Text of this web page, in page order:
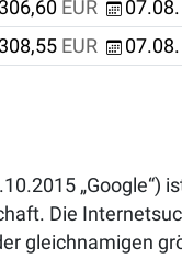
306,60 EUR
07.08.
308,55 EUR 07.08.
„Google“)
Die
gleichnamigen